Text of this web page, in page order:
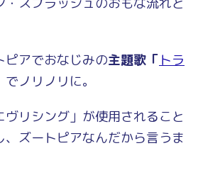
ピアでおなじみの主題歌「 トラ
でノリノリに。
リシング」が使用されること
ズートピアなんだから言うま